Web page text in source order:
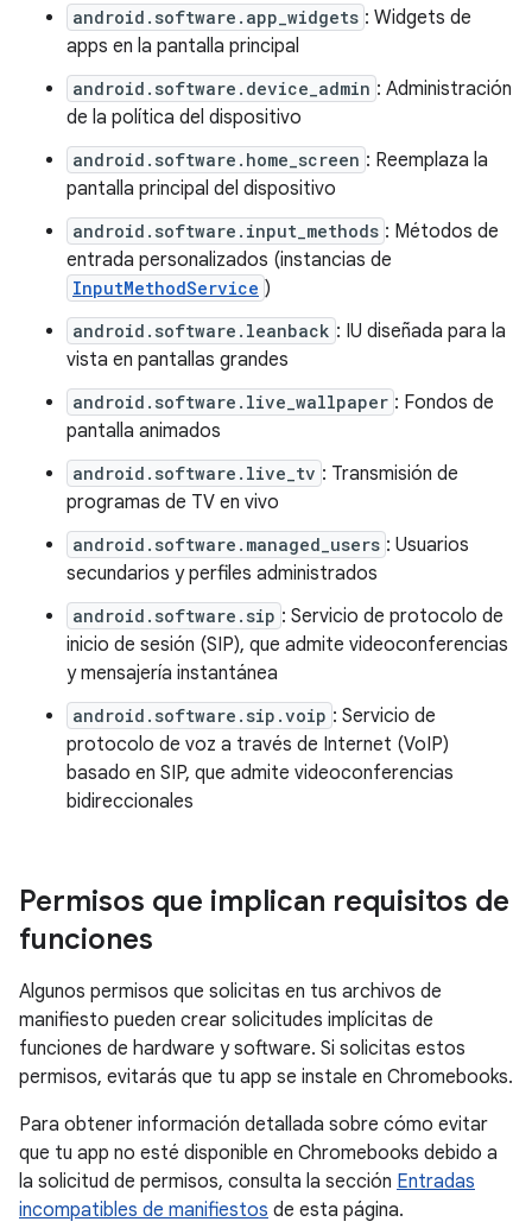
android.software.app_widgets : Widgets de
apps en la pantalla principal
android.software.device_admin : Administración
de la política del dispositivo
android.software.home_screen : Reemplaza la
pantalla principal del dispositivo
android.software.input_methods : Métodos de
entrada personalizados (instancias de
InputMethodService )
android.software.leanback : IU diseñada para la
vista en pantallas grandes
android.software.live_wallpaper : Fondos de
pantalla animados
android.software.live_tv : Transmisión de
programas de TV en vivo
android.software.managed_users : Usuarios
secundarios y perfiles administrados
android.software.sip : Servicio de protocolo de
inicio de sesión (SIP), que admite videoconferencias
y mensajería instantánea
android.software.sip.voip : Servicio de
protocolo de voz a través de Internet (VoIP)
basado en SIP, que admite videoconferencias
bidireccionales
Permisos que implican requisitos de
funciones
Algunos permisos que solicitas en tus archivos de
manifiesto pueden crear solicitudes implícitas de
funciones de hardware y software. Si solicitas estos
permisos, evitarás que tu app se instale en Chromebooks.
Para obtener información detallada sobre cómo evitar
que tu app no esté disponible en Chromebooks debido a
la solicitud de permisos, consulta la sección Entradas
incompatibles de manifiestos de esta página.